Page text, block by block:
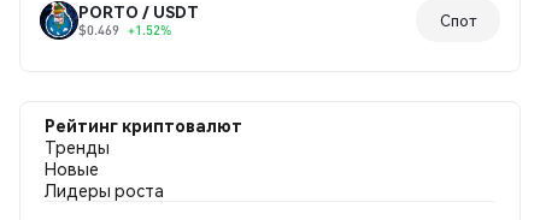
PORTO / USDT
$0.469 +1.52% Спот
Рейтинг криптовалют
Тренды
Новые
Лидеры роста